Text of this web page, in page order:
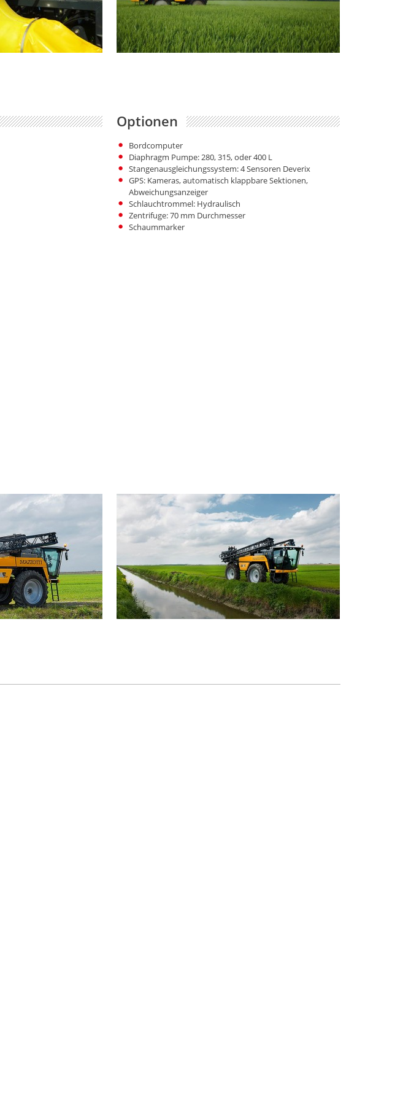
Optionen
Bordcomputer
Diaphragm Pumpe: 280, 315, oder 400 L
Stangenausgleichungssystem: 4 Sensoren Deverix
GPS: Kameras, automatisch klappbare Sektionen,
Abweichungsanzeiger
Schlauchtrommel: Hydraulisch
Zentrifuge: 70 mm Durchmesser
Schaummarker